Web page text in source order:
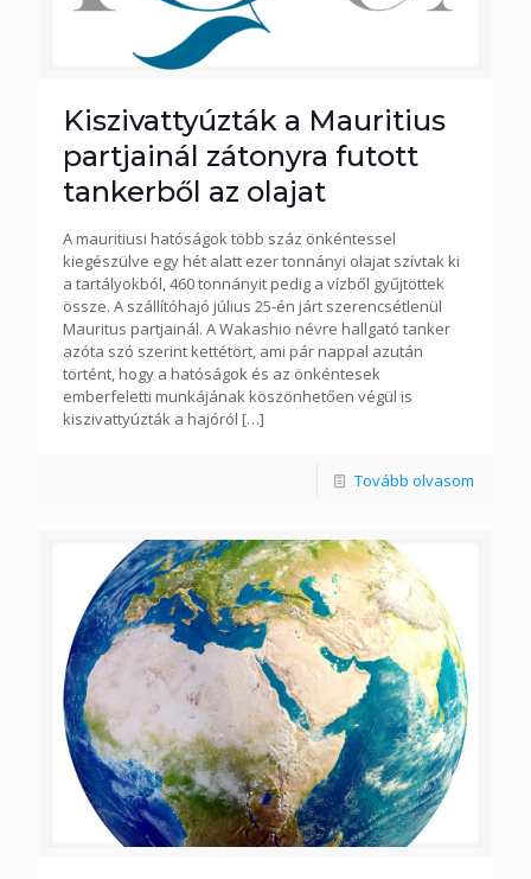
Kiszivattyúzták a Mauritius
partjainál zátonyra futott
tankerből az olajat
A mauritiusi hatóságok több száz önkéntessel
kiegészülve egy hét alatt ezer tonnányi olajat szívtak ki
a tartályokból, 460 tonnányit pedig a vízből gyűjtöttek
össze. A szállítóhajó július 25-én járt szerencsétlenül
Mauritus partjainál. A Wakashio névre hallgató tanker
azóta szó szerint kettétört, ami pár nappal azután
történt, hogy a hatóságok és az önkéntesek
emberfeletti munkájának köszönhetően végül is
kiszivattyúzták a hajóról […]
Tovább olvasom